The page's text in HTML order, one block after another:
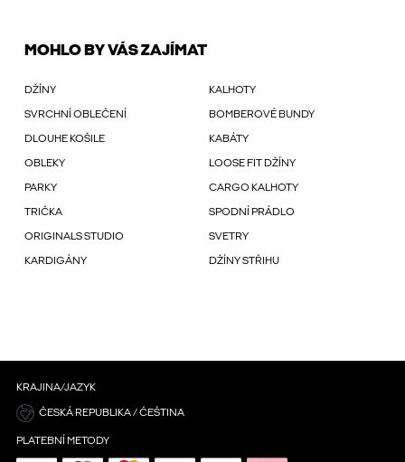
MOHLO BY VÁS ZAJÍMAT
DŽÍNY KALHOTY
SVRCHNÍ OBLEČENÍ BOMBEROVÉ BUNDY
DLOUHE KOŠILE KABÁTY
OBLEKY LOOSE FIT DŽÍNY
PARKY CARGO KALHOTY
TRIČKA SPODNÍ PRÁDLO
ORIGINALS STUDIO SVETRY
KARDIGÁNY DŽÍNY STŘIHU
KRAJINA/JAZYK
ČESKÁ REPUBLIKA / ČEŠTINA
PLATEBNÍ METODY